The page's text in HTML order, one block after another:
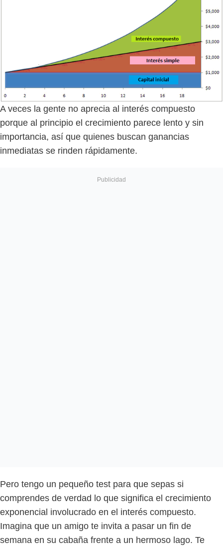
A veces la gente no aprecia al interés compuesto
porque al principio el crecimiento parece lento y sin
importancia, así que quienes buscan ganancias
inmediatas se rinden rápidamente.
Pero tengo un pequeño test para que sepas si
comprendes de verdad lo que significa el crecimiento
exponencial involucrado en el interés compuesto.
Imagina que un amigo te invita a pasar un fin de
semana en su cabaña frente a un hermoso lago. Te